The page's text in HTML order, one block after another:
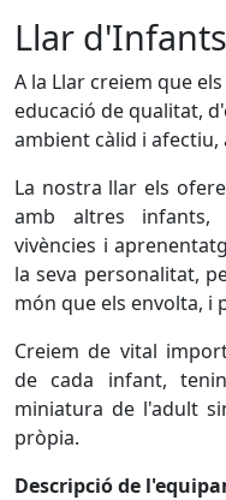
Llar
A la Llar creiem que
educació de qualitat,
ambient càlid i afectiu,
La nostra llar els
amb altres infants,
vivències i
la seva personalitat,
món que els envolta, i
Creiem de vital
de cada infant,
miniatura de l'adult
pròpia.
Descripció de